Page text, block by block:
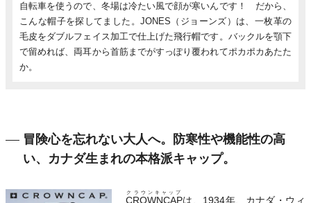
自転車を使うので、冬場は冷たい風で顔が寒いんです！ だから、
こんな帽子を探してました。JONES（ジョーンズ）は、一枚革の
毛皮をダブルフェイス加工で仕上げた飛行帽です。バックルを顎下
で留めれば、両耳から首筋までがすっぽり覆われてポカポカあたた
か。
冒険心を忘れない大人へ。防寒性や機能性の高
い、カナダ生まれの本格派キャップ。
CROWNCAP
クラウンキャップ
は、1934年、カナダ・ウィ